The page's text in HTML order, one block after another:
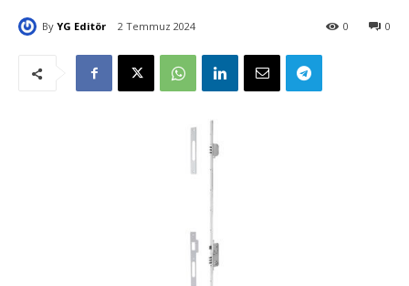
By YG Editör 2 Temmuz 2024 0
0